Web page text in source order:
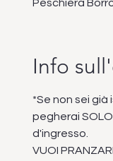
Peschiera
Info
*Se non sei
pegherai
d'ingresso.
VUOI